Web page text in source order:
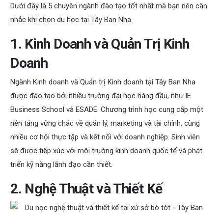
Dưới đây là 5 chuyên ngành đào tạo tốt nhất mà bạn nên cân
nhắc khi chọn du học tại Tây Ban Nha.
1. Kinh Doanh và Quản Trị Kinh
Doanh
Ngành Kinh doanh và Quản trị Kinh doanh tại Tây Ban Nha
được đào tạo bởi nhiều trường đại học hàng đầu, như IE
Business School và ESADE. Chương trình học cung cấp một
nền tảng vững chắc về quản lý, marketing và tài chính, cùng
nhiều cơ hội thực tập và kết nối với doanh nghiệp. Sinh viên
sẽ được tiếp xúc với môi trường kinh doanh quốc tế và phát
triển kỹ năng lãnh đạo cần thiết.
2. Nghệ Thuật và Thiết Kế